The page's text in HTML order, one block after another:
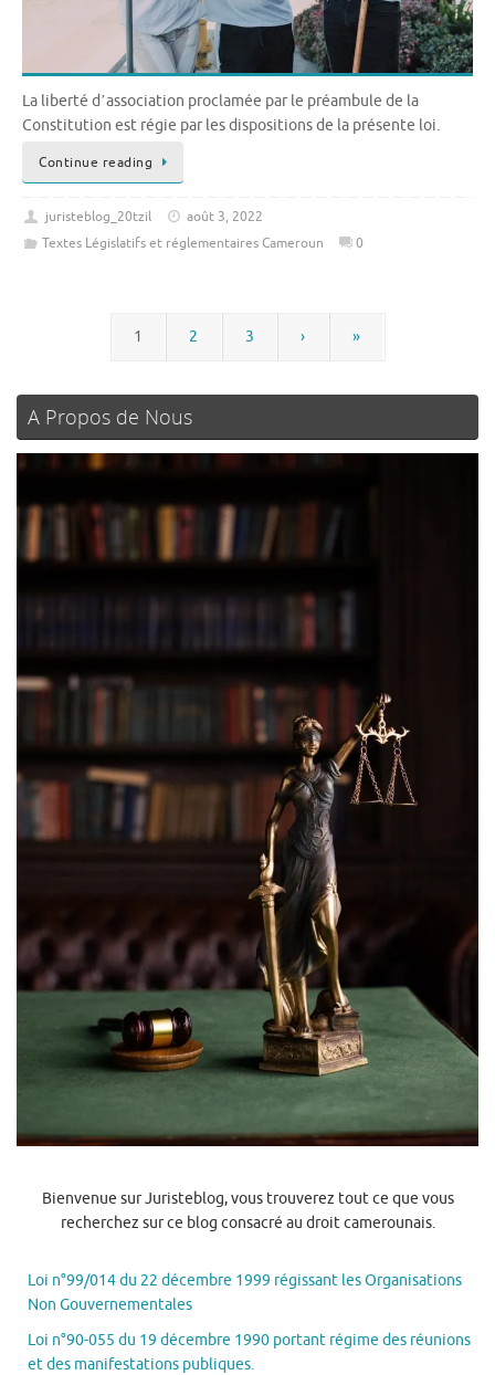
La liberté dʼassociation proclamée par le préambule de la
Constitution est régie par les dispositions de la présente loi.
Continue reading
juristeblog_20tzil
août 3, 2022
Textes Législatifs et réglementaires Cameroun
0
1 2 3 › »
A Propos de Nous
Bienvenue sur Juristeblog, vous trouverez tout ce que vous
recherchez sur ce blog consacré au droit camerounais.
Loi n°99/014 du 22 décembre 1999 régissant les Organisations
Non Gouvernementales
Loi n°90-055 du 19 décembre 1990 portant régime des réunions
et des manifestations publiques.